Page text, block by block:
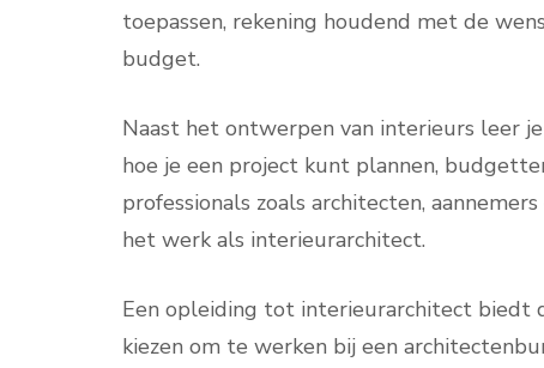
toepassen, rekening houdend met de
budget.
Naast het ontwerpen van interieurs leer
hoe je een project kunt plannen,
professionals zoals architecten,
het werk als interieurarchitect.
Een opleiding tot interieurarchitect biedt
kiezen om te werken bij een